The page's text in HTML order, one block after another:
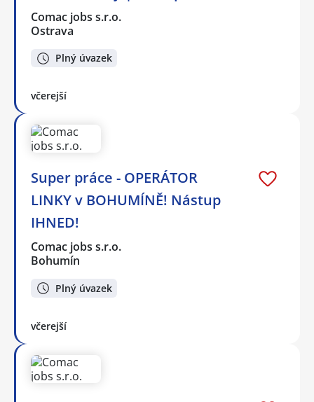
Comac jobs s.r.o.
Ostrava
Plný úvazek
včerejší
Super práce - OPERÁTOR
LINKY v BOHUMÍNĚ! Nástup
IHNED!
Comac jobs s.r.o.
Bohumín
Plný úvazek
včerejší